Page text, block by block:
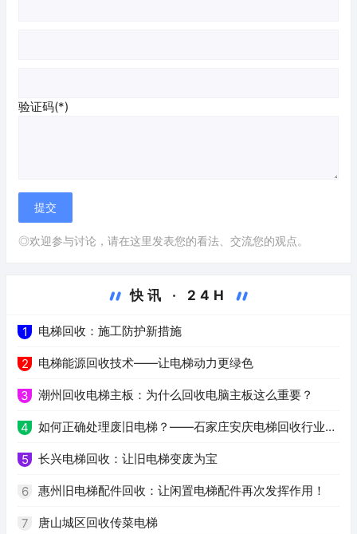
验证码(*)
◎欢迎参与讨论，请在这里发表您的看法、交流您的观点。
快讯 · 24H
1 电梯回收：施工防护新措施
2 电梯能源回收技术——让电梯动力更绿色
3 潮州回收电梯主板：为什么回收电脑主板这么重要？
4 如何正确处理废旧电梯？——石家庄安庆电梯回收行业解
析
5 长兴电梯回收：让旧电梯变废为宝
6 惠州旧电梯配件回收：让闲置电梯配件再次发挥作用！
7 唐山城区回收传菜电梯